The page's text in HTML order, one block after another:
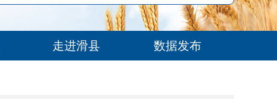
走进滑县 数据发布